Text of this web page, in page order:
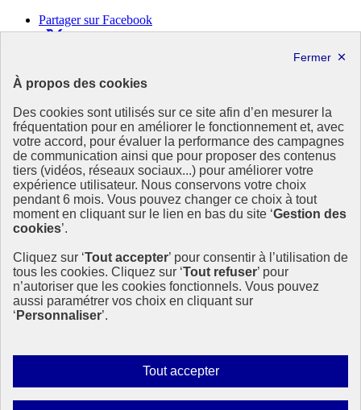
Partager sur Facebook
Copier dans le presse-papier
République
Française
Le portail est conçu pour être le point d'accès national à la
déclaration et au dépôt des contrats climat communications
commerciales et transition écologique. Il s'agit d'un site
gouvernemental, produit par le Commissariat général au
développement durable (CGDD), direction du ministère de la
info.gouv.fr- ouvre une nouvelle fenêtre
service-public.fr- ouvre une nouvelle fenêtre
legifrance.gouv.fr/ - ouvre une nouvelle fenêtre
data.gouv.fr/
- ouvre une nouvelle fenêtre
Accessibilité : partiellement conforme
À propos des cookies
Des cookies sont utilisés sur ce site afin d’en mesurer la
fréquentation pour en améliorer le fonctionnement et, avec
votre accord, pour évaluer la performance des campagnes
de communication ainsi que pour proposer des contenus
tiers (vidéos, réseaux sociaux...) pour améliorer votre
expérience utilisateur. Nous conservons votre choix
pendant 6 mois. Vous pouvez changer ce choix à tout
moment en cliquant sur le lien en bas du site ‘Gestion des
cookies’.
Cliquez sur ‘Tout accepter’ pour consentir à l’utilisation de
tous les cookies. Cliquez sur ‘Tout refuser’ pour
n’autoriser que les cookies fonctionnels. Vous pouvez
aussi paramétrer vos choix en cliquant sur
‘ Personnaliser’.
Tout accepterAutoriser
tous